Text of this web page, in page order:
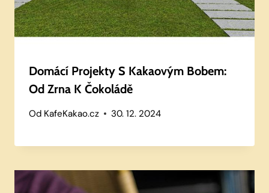
Domácí Projekty S Kakaovým Bobem:
Od Zrna K Čokoládě
Od KafeKakao.cz 30. 12. 2024